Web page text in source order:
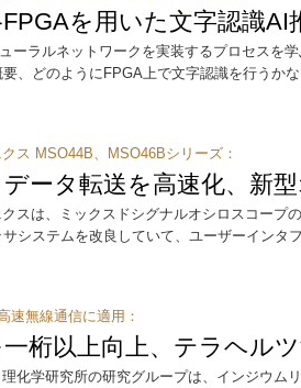
を用いた文字認識AI
ーラルネットワークを実装するプロセスを
、どのようにFPGA上で文字認識を行うか
ス MSO44B、MSO46Bシリーズ：
ータ転送を高速化、新
スは、ミックスドシグナルオシロスコープ
システムを改良していて、ユーザーインタ
速無線通信に適用：
桁以上向上、テラヘル
化学研究所の研究グループは、インジウム